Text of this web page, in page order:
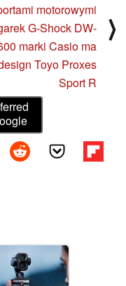
motorowymi
G-Shock DW-
marki Casio ma
Toyo Proxes
Sport R
⟩